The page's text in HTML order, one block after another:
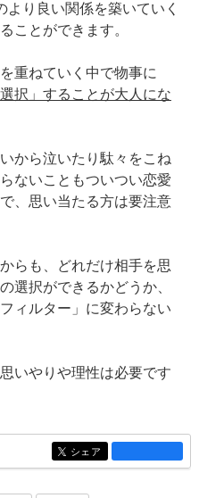
り良い関係を築いていく
ことができます。
重ねていく中で物事に
択」することが大人にな
から泣いたり駄々をこね
ないこともついつい恋愛
、思い当たる方は要注意
らも、どれだけ相手を思
選択ができるかどうか、
ィルター」に変わらない
いやりや理性は必要です
entry1288
シェア